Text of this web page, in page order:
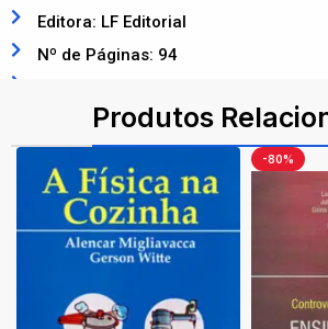
Editora: LF Editorial
Nº de Páginas: 94
Produtos
-80%